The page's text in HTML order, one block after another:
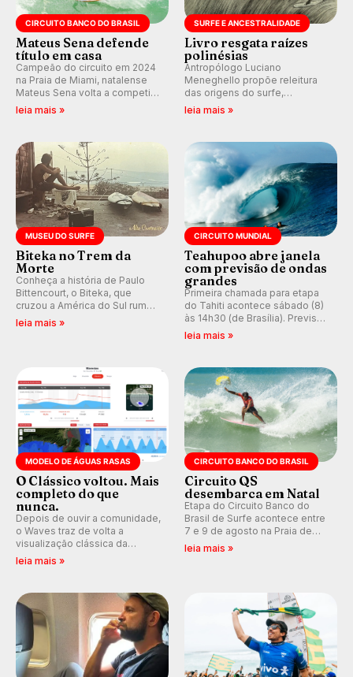
CIRCUITO BANCO DO BRASIL
Mateus Sena defende
título em casa
Campeão do circuito em 2024
na Praia de Miami, natalense
Mateus Sena volta a competir
em casa em busca de manter a
leia mais »
SURFE E ANCESTRALIDADE
Livro resgata raízes
polinésias
Antropólogo Luciano
Meneghello propõe releitura
das origens do surfe,
resgatando a cultura polinésia
prática em esporte e indústria.
leia mais »
MUSEU DO SURFE
Biteka no Trem da
Morte
Conheça a história de Paulo
Bittencourt, o Biteka, que
cruzou a América do Sul rumo
ao Pacífico em uma jornada
leia mais »
CIRCUITO MUNDIAL
Teahupoo abre janela
com previsão de ondas
grandes
Primeira chamada para etapa
do Tahiti acontece sábado (8)
às 14h30 (de Brasília). Previsão
indica swell consistente.
Kelly Slater convidado.
leia mais »
MODELO DE ÁGUAS RASAS
O Clássico voltou. Mais
completo do que
nunca.
Depois de ouvir a comunidade,
o Waves traz de volta a
visualização clássica da
previsão de águas rasas,
ondas para até 16 dias.
leia mais »
CIRCUITO BANCO DO BRASIL
Circuito QS
desembarca em Natal
Etapa do Circuito Banco do
Brasil de Surfe acontece entre
7 e 9 de agosto na Praia de
Miami (RN), em disputas
leia mais »